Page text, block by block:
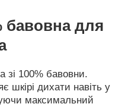
бавовна для
бавовни.
шкірі дихати навіть у
максимальний